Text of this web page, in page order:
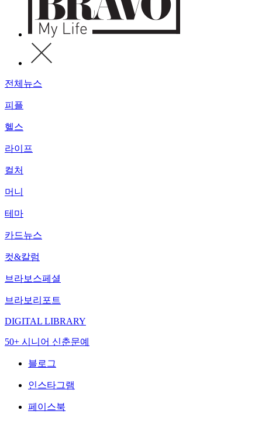
전체뉴스
피플
헬스
라이프
컬처
머니
테마
카드뉴스
컷&칼럼
브라보스페셜
브라보리포트
DIGITAL LIBRARY
50+ 시니어 신춘문예
블로그
인스타그램
페이스북